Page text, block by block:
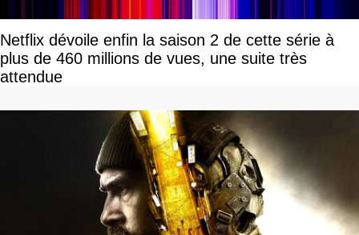
Netflix dévoile enfin la saison 2 de cette série à
plus de 460 millions de vues, une suite très
attendue